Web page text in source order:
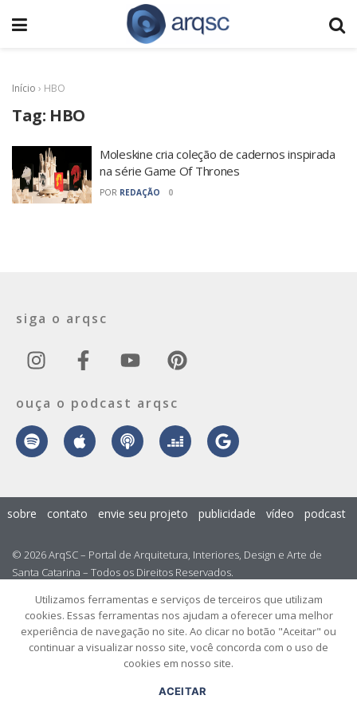
Início › HBO
Tag: HBO
Moleskine cria coleção de cadernos inspirada
na série Game Of Thrones
POR REDAÇÃO 0
siga o arqsc
ouça o podcast arqsc
© 2026 ArqSC – Portal de Arquitetura, Interiores, Design e Arte de
Santa Catarina – Todos os Direitos Reservados.
sobre contato envie seu projeto publicidade vídeo podcast
Utilizamos ferramentas e serviços de terceiros que utilizam
cookies. Essas ferramentas nos ajudam a oferecer uma melhor
experiência de navegação no site. Ao clicar no botão "Aceitar" ou
continuar a visualizar nosso site, você concorda com o uso de
cookies em nosso site.
ACEITAR